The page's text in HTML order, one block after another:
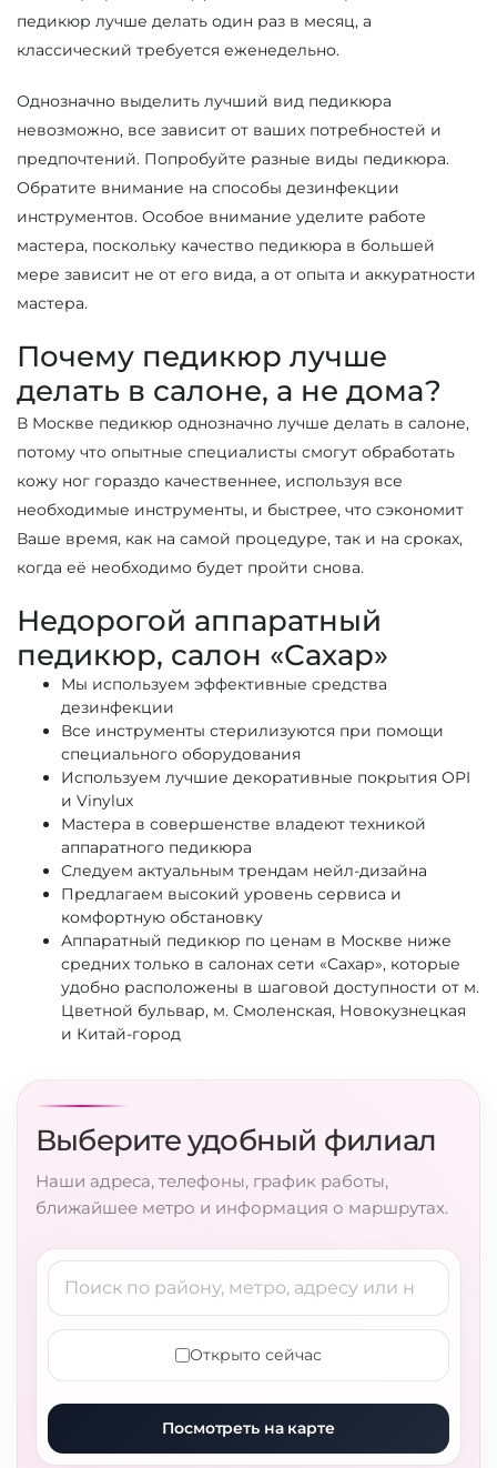
педикюр лучше делать один раз в месяц, а
классический требуется еженедельно.
Однозначно выделить лучший вид педикюра
невозможно, все зависит от ваших потребностей и
предпочтений. Попробуйте разные виды педикюра.
Обратите внимание на способы дезинфекции
инструментов. Особое внимание уделите работе
мастера, поскольку качество педикюра в большей
мере зависит не от его вида, а от опыта и аккуратности
мастера.
Почему педикюр лучше
делать в салоне, а не дома?
В Москве педикюр однозначно лучше делать в салоне,
потому что опытные специалисты смогут обработать
кожу ног гораздо качественнее, используя все
необходимые инструменты, и быстрее, что сэкономит
Ваше время, как на самой процедуре, так и на сроках,
когда её необходимо будет пройти снова.
Недорогой аппаратный
педикюр, салон «Сахар»
Мы используем эффективные средства
дезинфекции
Все инструменты стерилизуются при помощи
специального оборудования
Используем лучшие декоративные покрытия OPI
и Vinylux
Мастера в совершенстве владеют техникой
аппаратного педикюра
Следуем актуальным трендам нейл-дизайна
Предлагаем высокий уровень сервиса и
комфортную обстановку
Аппаратный педикюр по ценам в Москве ниже
средних только в салонах сети «Сахар», которые
удобно расположены в шаговой доступности от м.
Цветной бульвар, м. Смоленская, Новокузнецкая
и Китай-город
Выберите удобный филиал
Наши адреса, телефоны, график работы,
ближайшее метро и информация о маршрутах.
Открыто сейчас
Посмотреть на карте